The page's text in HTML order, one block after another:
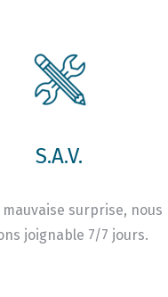
S.A.V.
mauvaise surprise, nous
joignable 7/7 jours.